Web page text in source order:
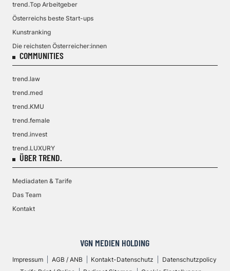
trend.Top Arbeitgeber
Österreichs beste Start-ups
Kunstranking
Die reichsten Österreicher:innen
COMMUNITIES
trend.law
trend.med
trend.KMU
trend.female
trend.invest
trend.LUXURY
ÜBER TREND.
Mediadaten & Tarife
Das Team
Kontakt
VGN MEDIEN HOLDING
Impressum AGB / ANB Kontakt-Datenschutz
Datenschutzpolicy